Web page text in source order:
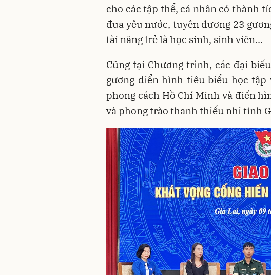
cho các tập thể, cá nhân có thành
đua yêu nước, tuyên dương 23
tài năng trẻ là học sinh, sinh viên...
Cũng tại Chương trình, các đại
gương điển hình tiêu biểu học
phong cách Hồ Chí Minh và điển
và phong trào thanh thiếu nhi tỉnh